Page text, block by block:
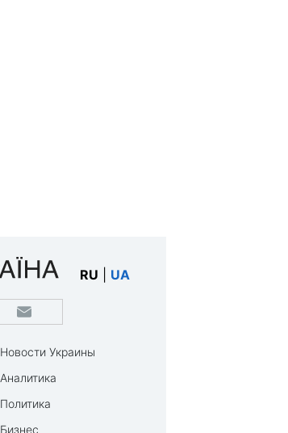
RU UA
Новости Украины
Аналитика
Политика
Бизнес